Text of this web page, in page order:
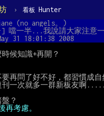
› 看板 Hunter
(no angels。)
噹一半...我說請大家注意
31 18:01:38 2008
要再問了好不好，都習慣成自
刊一次就多一群新板友啊
再考慮。